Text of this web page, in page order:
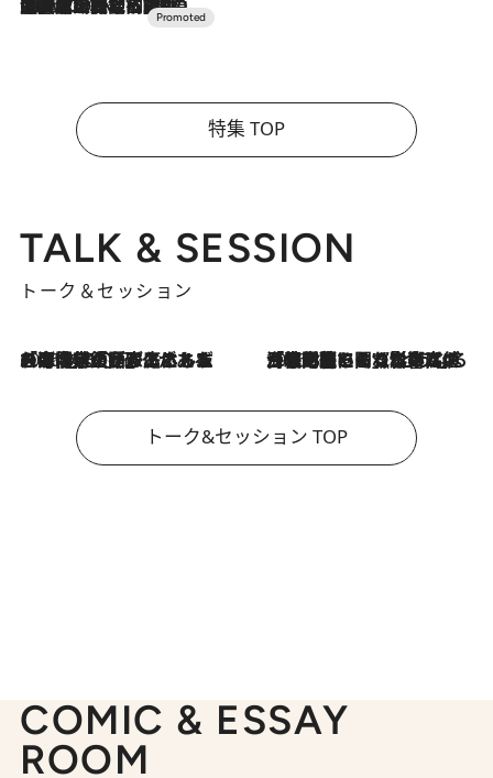
2026.7.10
NEW OPEN！【界 草津】名湯の地に誕生。趣の異なる2種の温泉と上州ならではの会席・蕎麦割烹など美食を味わう究極の癒やし旅
特集 TOP
TALK & SESSION
トーク＆セッション
2026.8.3
「今後値上げがあるとすれば…」「リスクがあるのは今年の冬」エネルギー専門家が語る、ホルムズ海峡封鎖が家庭にもたらす“ある心配” 2026.8.3
「住宅建てられない…」「サーチャージ料の高値が続いている」ホルムズ海峡封鎖による影響はいつまで続く？《エネルギー専門家に聞く“どうなる日本の暮らし”》
トーク&セッション TOP
COMIC & ESSAY
ROOM